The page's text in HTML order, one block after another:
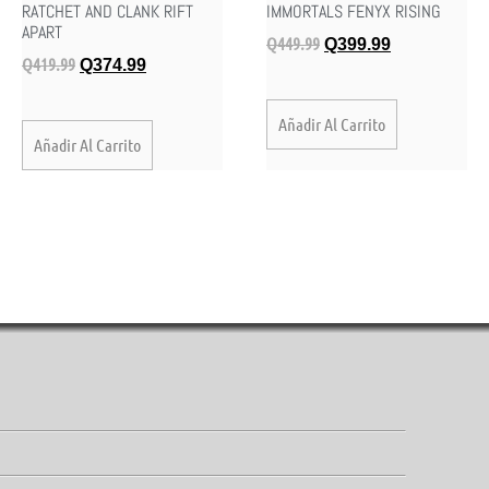
RATCHET AND CLANK RIFT
APART
Q419.99 Q374.99
Añadir Al Carrito
IMMORTALS FENYX RISING
Q449.99 Q399.99
Añadir Al Carrito